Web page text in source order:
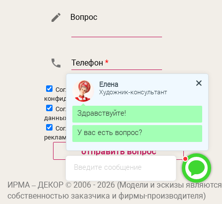
Вопрос
Телефон *
Согласен сполитикой
конфиденциальности
Согласен на
обработку персональных
данных
Согласен на
получение новостной и
рекламной рассылки
ИРМА – ДЕКОР © 2006 - 2026 (Модели и эскизы являются
собственностью заказчика и фирмы-производителя)
Введите сообщение
Елена
Художник-консультант
Здравствуйте!
У вас есть вопрос?